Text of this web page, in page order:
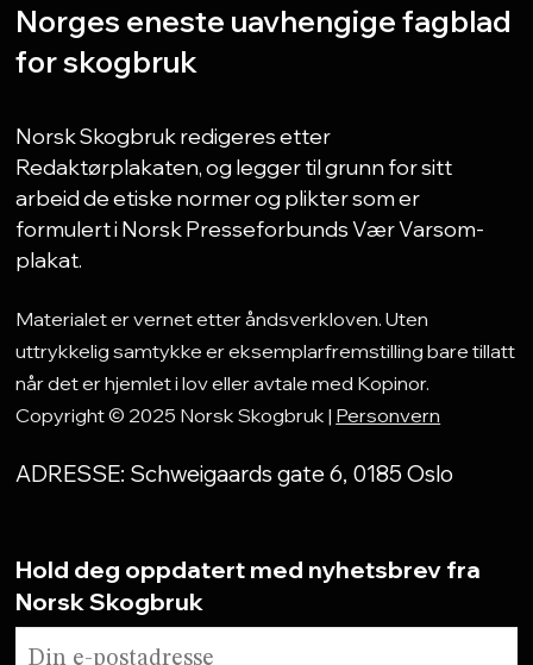
Norges eneste uavhengige fagblad
for skogbruk
Norsk Skogbruk redigeres etter
Redaktørplakaten, og legger til grunn for sitt
arbeid de etiske normer og plikter som er
formulert i Norsk Presseforbunds Vær Varsom-
plakat.
Materialet er vernet etter åndsverkloven. Uten
uttrykkelig samtykke er eksemplarfremstilling bare tillatt
når det er hjemlet i lov eller avtale med Kopinor.
Copyright © 2025 Norsk Skogbruk | Personvern
ADRESSE: Schweigaards gate 6, 0185 Oslo
Hold deg oppdatert med nyhetsbrev fra
Norsk Skogbruk